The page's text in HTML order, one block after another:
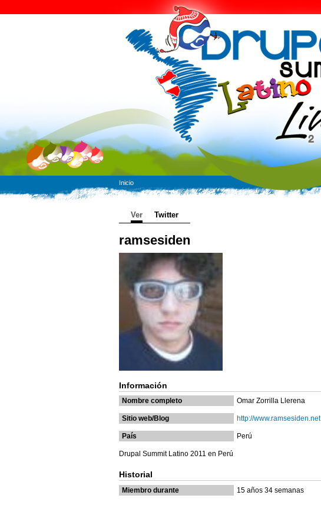
Inicio
Ver Twitter
ramsesiden
Información
Nombre completo Omar Zorrilla Llerena
Sitio web/Blog http://www.ramsesiden.net
País Perú
Drupal Summit Latino 2011 en Perú
Historial
Miembro durante 15 años 34 semanas